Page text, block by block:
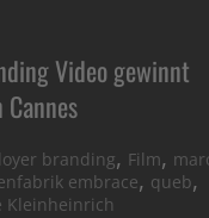
Video gewinnt
branding, Film,
embrace, queb,
Kleinheinrich